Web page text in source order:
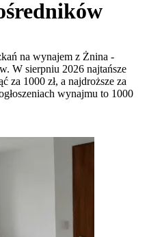
na wynajem z Żnina -
W sierpniu 2026 najtańsze
za 1000 zł, a najdroższe za
wynajmu to 1000